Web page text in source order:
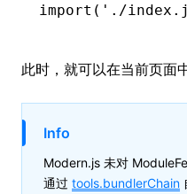
import ( './
此时，就可以在当前页面
Info
Modern.js 未对
通过 tools.bundlerChain